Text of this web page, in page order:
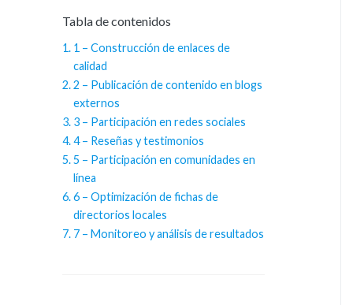
Tabla de contenidos
1 – Construcción de enlaces de
calidad
2 – Publicación de contenido en blogs
externos
3 – Participación en redes sociales
4 – Reseñas y testimonios
5 – Participación en comunidades en
línea
6 – Optimización de fichas de
directorios locales
7 – Monitoreo y análisis de resultados